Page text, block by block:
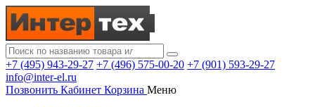
+7 (495) 943-29-27 +7 (496) 575-00-20 +7 (901) 593-29-27
info@inter-el.ru
Позвонить Кабинет Корзина Меню